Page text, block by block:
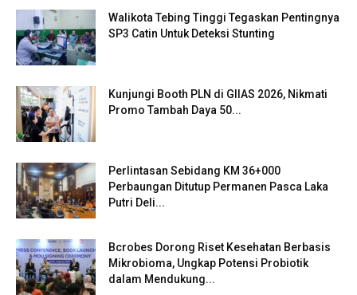
Walikota Tebing Tinggi Tegaskan Pentingnya
SP3 Catin Untuk Deteksi Stunting
Kunjungi Booth PLN di GIIAS 2026, Nikmati
Promo Tambah Daya 50...
Perlintasan Sebidang KM 36+000
Perbaungan Ditutup Permanen Pasca Laka
Putri Deli...
Bcrobes Dorong Riset Kesehatan Berbasis
Mikrobioma, Ungkap Potensi Probiotik
dalam Mendukung...